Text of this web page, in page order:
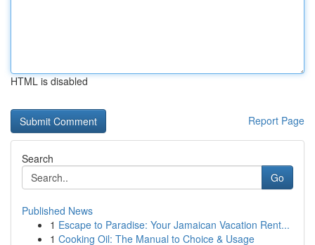
HTML is disabled
Report Page
Search
Go
Published News
1 Escape to Paradise: Your Jamaican Vacation Rent...
1 Cooking Oil: The Manual to Choice & Usage